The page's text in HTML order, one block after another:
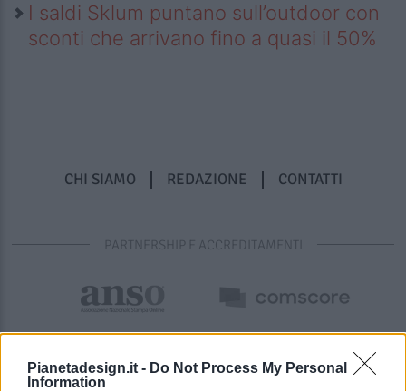
Pianetadesign.it - Do Not Process My Personal
Information
I saldi Sklum puntano sull’outdoor con
sconti che arrivano fino a quasi il 50%
CHI SIAMO REDAZIONE CONTATTI
PARTNERSHIP E ACCREDITAMENTI